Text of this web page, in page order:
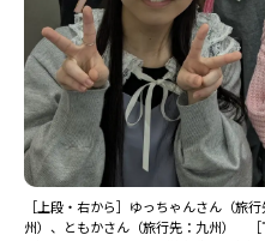
［上段・右から］ゆっちゃんさん（旅
州）、ともかさん（旅行先：九州）